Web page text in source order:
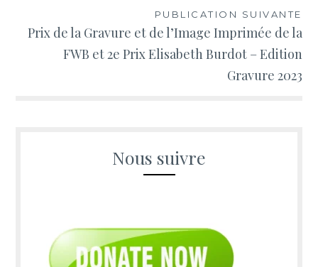
PUBLICATION SUIVANTE
Prix de la Gravure et de l’Image Imprimée de la
FWB et 2e Prix Elisabeth Burdot – Edition
Gravure 2023
Nous suivre